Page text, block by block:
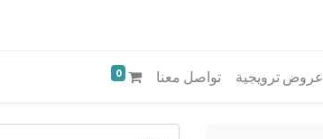
عروض ترويجية تواصل معنا 0